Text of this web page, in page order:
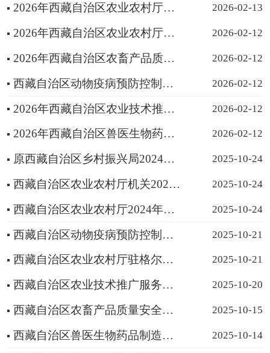
2026年西藏自治区农业农村厅系统部门预算 2026-02-13
2026年西藏自治区农业农村厅驻格尔木农业综合行政执法队预算 2026-02-12
2026年西藏自治区农畜产品质量安全检验检测中心部门预算 2026-02-12
西藏自治区动物疫病预防控制中心（西藏自治区畜牧总站）2026年部门预算 2026-02-12
2026年西藏自治区农业技术推广服务中心部门预算 2026-02-12
2026年西藏自治区兽医生物药品制造厂部门预算 2026-02-12
原西藏自治区乡村振兴局2024年度部门决算公开报告 2025-10-24
西藏自治区农业农村厅机关2024年度部门决算公开报告 2025-10-24
西藏自治区农业农村厅2024年度部门决算公开报告 2025-10-24
西藏自治区动物疫病预防控制中心2024年度部门决算公开报告 2025-10-21
西藏自治区农业农村厅驻格尔木农业综合行政执法队2024年度部门决算公开报告 2025-10-21
西藏自治区农业技术推广服务中心2024年度部门决算公开报告 2025-10-20
西藏自治区农畜产品质量安全检验检测中心2024年度部门决算公开报告 2025-10-15
西藏自治区兽医生物药品制造厂2024年度部门决算公开报告 2025-10-14